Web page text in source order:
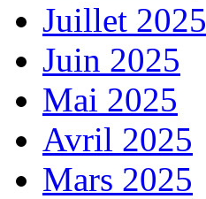
Juillet 2025
Juin 2025
Mai 2025
Avril 2025
Mars 2025